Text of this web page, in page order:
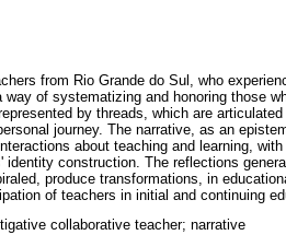
from Rio Grande do Sul, who
way of systematizing and honoring those
by threads, which are
journey. The narrative, as an
about teaching and learning,
identity construction. The reflections
produce transformations, in
of teachers in initial and continuing
collaborative teacher; narrative